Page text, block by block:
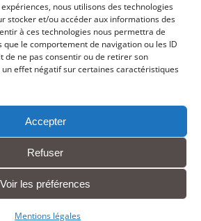
nous utilisons des technologies
stocker et/ou accéder aux informations des
à ces technologies nous permettra de
le comportement de navigation ou les ID
de ne pas consentir ou de retirer son
effet négatif sur certaines caractéristiques
Accepter
Refuser
Voir les préférences
Mentions légales
de 8h15 à 12h
de 8h15 à 12h
8h15 à 12h
de 8h15 à 12h - 16h à 18h00
Contact
Mentions légales